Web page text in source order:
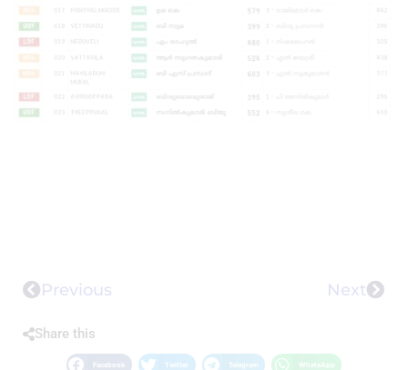
Previous Next
Share this
Facebook Twitter Telegram WhatsApp